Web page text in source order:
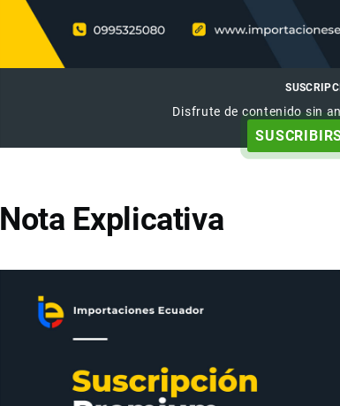
Disfrute de contenido sin
Nota Explicativa